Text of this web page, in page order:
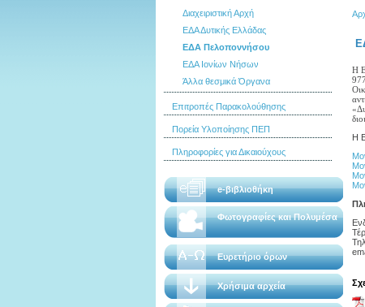
Διαχειριστική Αρχή
ΕΔΑ Δυτικής Ελλάδας
ΕΔΑ Πελοποννήσου
ΕΔΑ Ιονίων Νήσων
Άλλα θεσμικά Όργανα
Επιτροπές Παρακολούθησης
Πορεία Υλοποίησης ΠΕΠ
Πληροφορίες για Δικαιούχους
e-βιβλιοθήκη
Φωτογραφίες και Πολυμέσα
Ευρετήριο όρων
Χρήσιμα αρχεία
Η
Η